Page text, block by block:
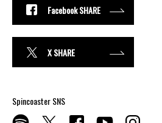
Facebook SHARE
X SHARE
Spincoaster SNS